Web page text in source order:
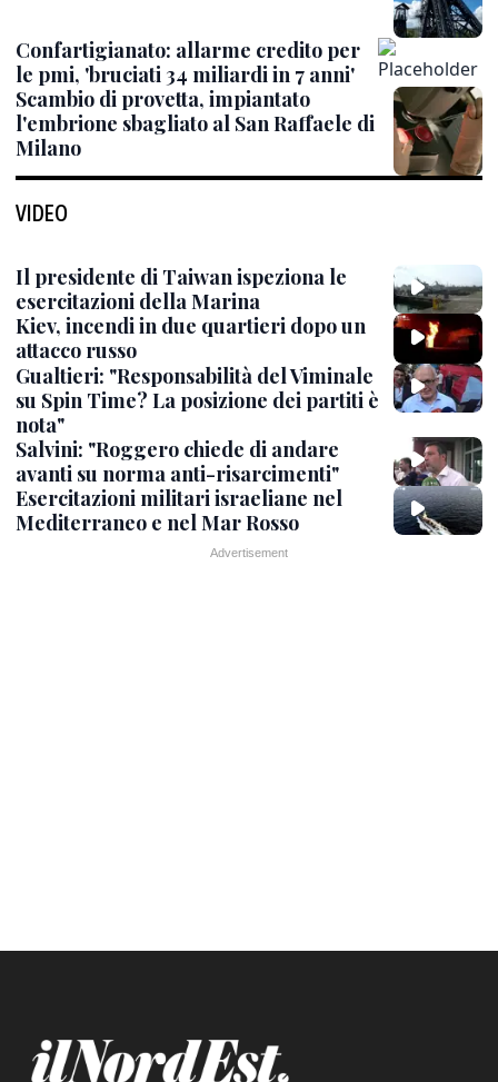
Confartigianato: allarme credito per
le pmi, 'bruciati 34 miliardi in 7 anni'
Scambio di provetta, impiantato
l'embrione sbagliato al San Raffaele di
Milano
VIDEO
Il presidente di Taiwan ispeziona le
esercitazioni della Marina
Kiev, incendi in due quartieri dopo un
attacco russo
Gualtieri: "Responsabilità del Viminale
su Spin Time? La posizione dei partiti è
nota"
Salvini: "Roggero chiede di andare
avanti su norma anti-risarcimenti"
Esercitazioni militari israeliane nel
Mediterraneo e nel Mar Rosso